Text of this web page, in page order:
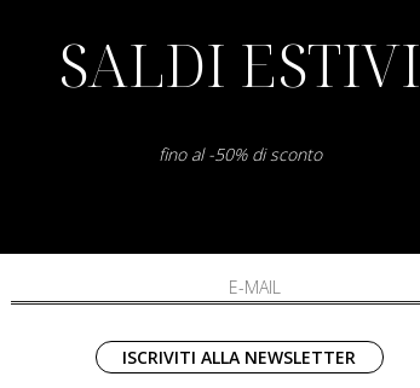
in Fiore Italia
Contatti
Spedizione
SALDI ESTIVI
fino al -50% di sconto
ISCRIVITI ALLA NEWSLETTER